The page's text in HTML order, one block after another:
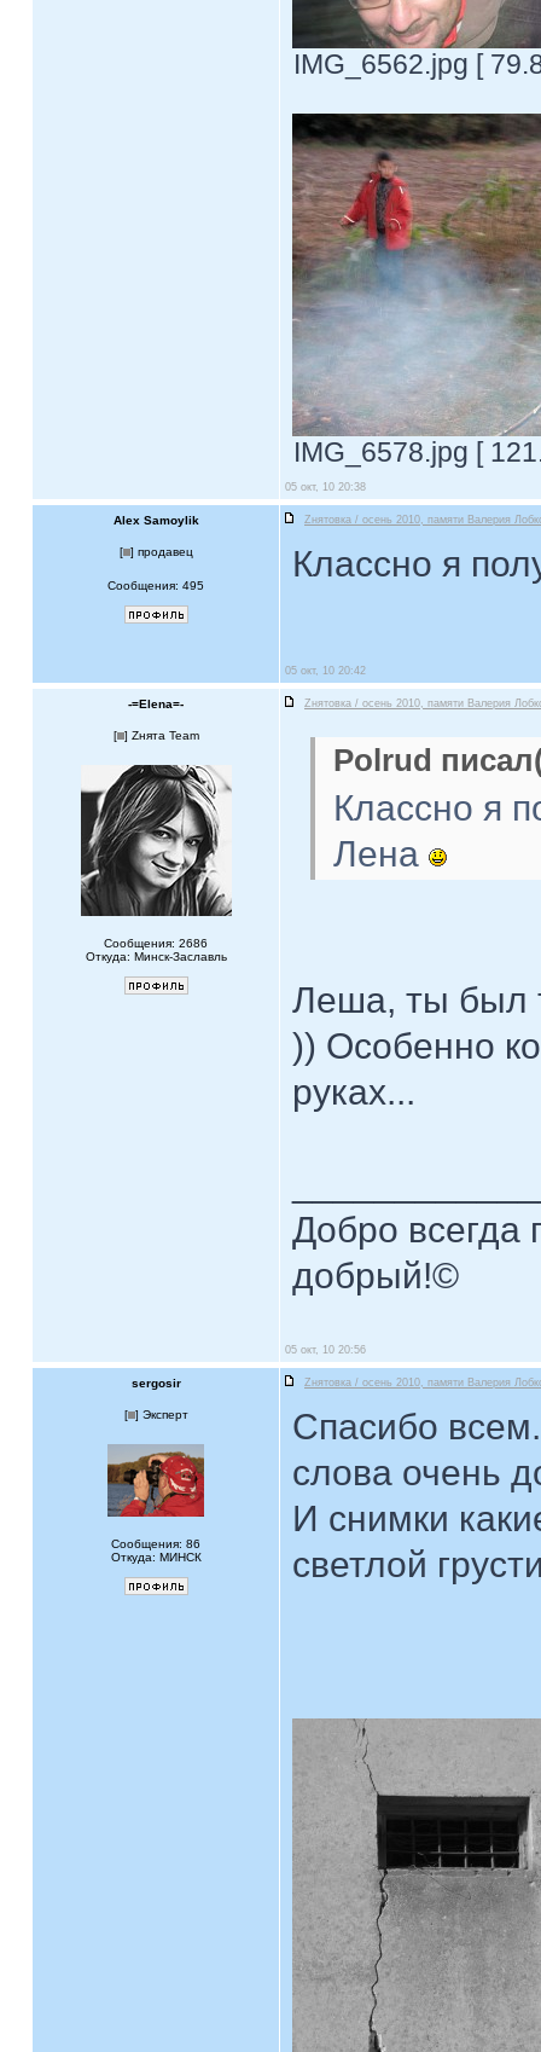
IMG_6562.jpg [
IMG_6578.jpg [
05 окт, 10 20:38
Alex Samoylik Zнятовка / осень 2010, памяти Валерия
[ ] продавец
Сообщения: 495
Классно я
05 окт, 10 20:42
-=Elena=- Zнятовка / осень 2010, памяти Валерия
[ ] Zнята Team
Сообщения: 2686
Откуда: Минск-Заславль
Polrud
Классно я
Лена
Леша, ты был
)) Особенно
руках...
Добро всегда
добрый!©
05 окт, 10 20:56
sergosir Zнятовка / осень 2010, памяти Валерия
[ ] Эксперт
Сообщения: 86
Откуда: МИНСК
Спасибо
слова очень
И снимки
светлой